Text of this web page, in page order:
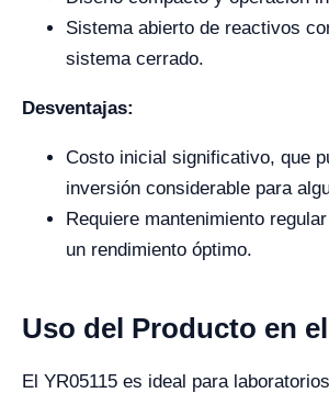
Sistema abierto de reactivos
sistema cerrado.
Desventajas:
Costo inicial significativo, que
inversión considerable para
Requiere mantenimiento
un rendimiento óptimo.
Uso del Producto en
El YR05115 es ideal para